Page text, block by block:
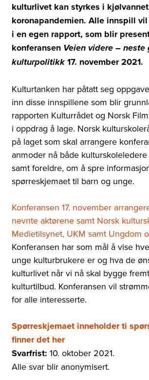
kulturlivet kan styrkes i
koronapandemien. Alle innspill
i en egen rapport, som blir
konferansen Veien videre – neste
kulturpolitikk17. november 2021.
Kulturtanken har påtatt seg
inn disse innspillene som blir
rapporten Kulturrådet og Norsk
i oppdrag å lage. Norsk
på laget som skal arrangere
anmoder nå både
samt foreldre, om å spre
spørreskjemaet til barn og unge.
Konferansen 17. november
nevnte aktørene samt Norsk
Medietilsynet, UKM samt Ungdom
Konferansen har som mål å vise
unge kulturbrukere er og hva de
kulturlivet når vi nå skal bygge
kulturtilbud. Konferansen vil
for alle interesserte.
Spørreskjemaet inneholder ti
finner det her
Svarfrist: 10. oktober 2021.
Alle svar blir anonymisert.